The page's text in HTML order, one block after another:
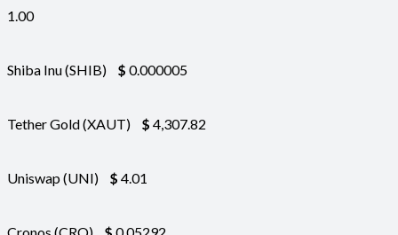
1.00
Shiba Inu (SHIB) $ 0.000005
Tether Gold (XAUT) $ 4,307.82
Uniswap (UNI) $ 4.01
Cronos (CRO) $ 0.05292